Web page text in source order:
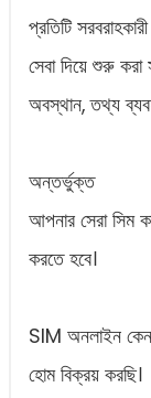
প্রতিটি
সেবা দিয়ে শুরু
অবস্থান, তথ্য
অন্তর্ভুক্ত
আপনার সেরা সিম
করতে হবে।
SIM অনলাইন
হোম বিক্রয় করছি।